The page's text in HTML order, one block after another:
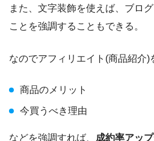
また、文字装飾を使えば、ブロ
ことを強調することもできる。
なのでアフィリエイト(商品紹介)
商品のメリット
今買うべき理由
などを強調すれば、 成約率アッ